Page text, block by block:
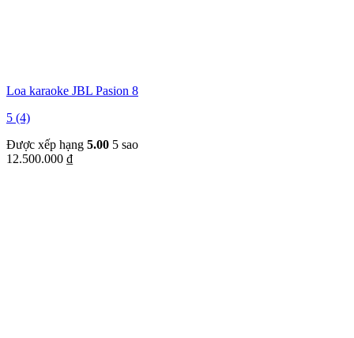
Loa karaoke JBL Pasion 8
5 (4)
Được xếp hạng 5.00 5 sao
12.500.000 ₫